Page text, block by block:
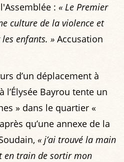
: « Le Premier
culture de la violence et
enfants. » Accusation
d’un déplacement à
l’Élysée Bayrou tente un
» dans le quartier «
qu’une annexe de la
« j’ai trouvé la main
en train de sortir mon